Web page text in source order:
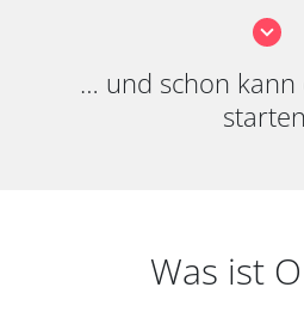
… und schon kann
Was ist